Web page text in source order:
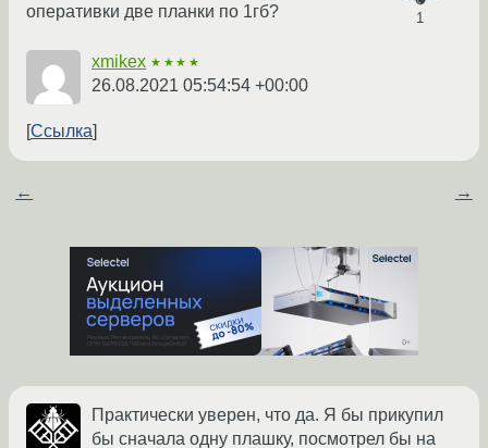
1
оперативки две планки по 1гб?
xmikex ★★★★
26.08.2021 05:54:54 +00:00
Ссылка
← →
Практически уверен, что да. Я бы прикупил
бы сначала одну плашку, посмотрел бы на